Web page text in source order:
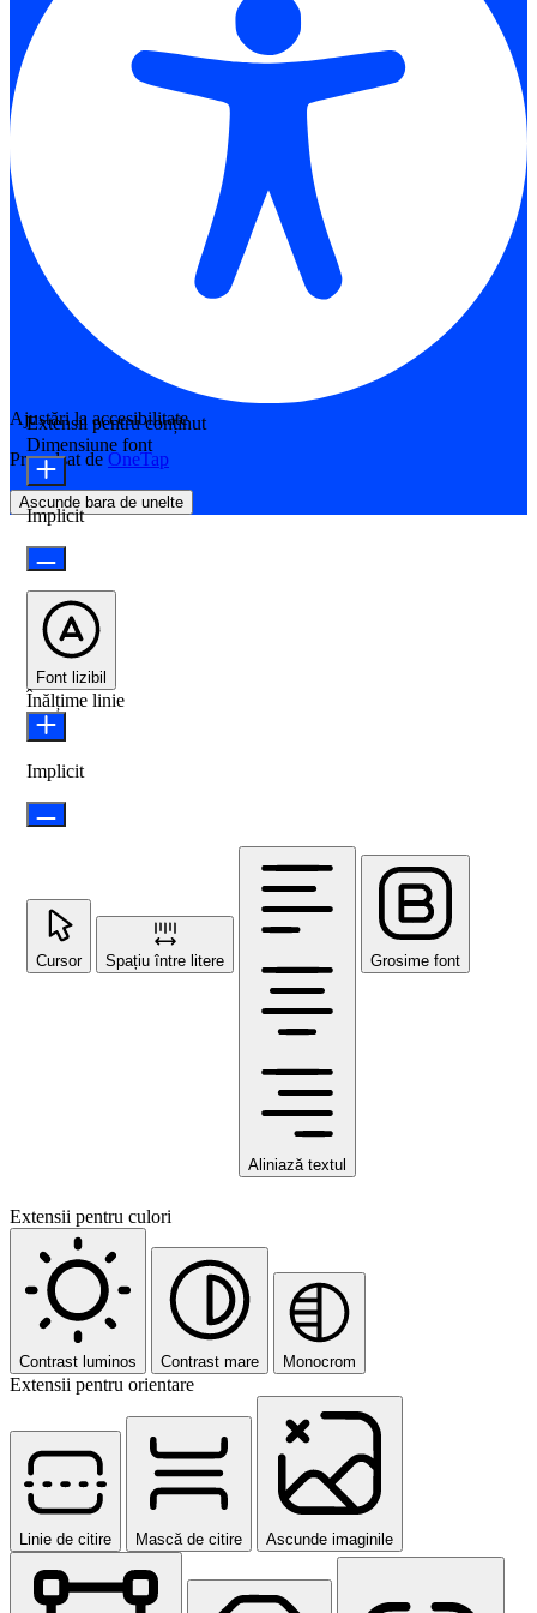
Ajustări la accesibilitate
Propulsat de OneTap
Ascunde bara de unelte
Extensii pentru conținut
Dimensiune font
Implicit
Font lizibil
Înălțime linie
Implicit
Cursor Spațiu între litere
Aliniază textul
Grosime font
Extensii pentru culori
Contrast luminos Contrast mare Monocrom
Extensii pentru orientare
Linie de citire Mască de citire Ascunde imaginile